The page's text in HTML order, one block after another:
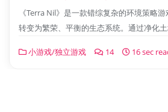
《Terra Nil》是一款错综复杂的环境策略
转变为繁荣、平衡的生态系统。通过净化
小游戏/独立游戏 14 16 sec